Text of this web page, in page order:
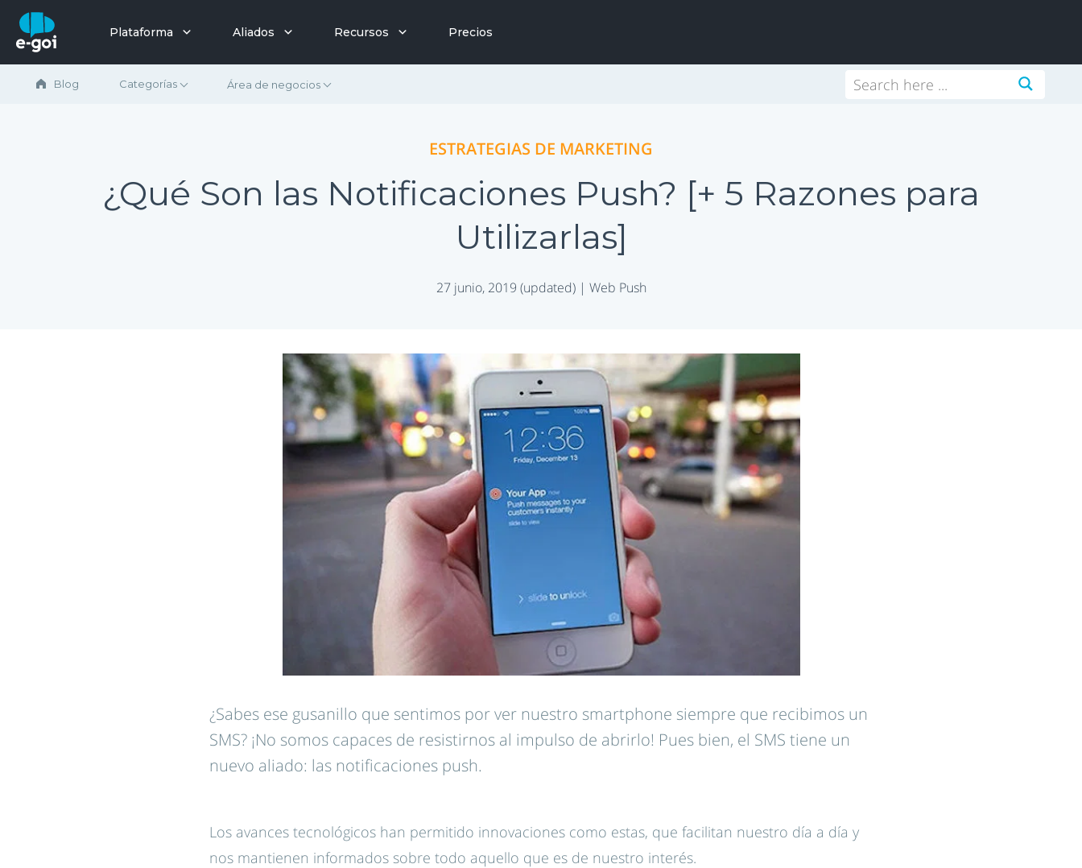
Saltar al contenido
Plataforma Aliados Recursos Precios
Blog Categorías Área de negocios
ESTRATEGIAS DE MARKETING
¿Qué Son las Notificaciones Push? [+ 5 Razones para
Utilizarlas]
27 junio, 2019 (updated) | Web Push
¿Sabes ese gusanillo que sentimos por ver nuestro smartphone siempre que recibimos un
SMS? ¡No somos capaces de resistirnos al impulso de abrirlo! Pues bien, el SMS tiene un
nuevo aliado: las notificaciones push.
Los avances tecnológicos han permitido innovaciones como estas, que facilitan nuestro día a día y
nos mantienen informados sobre todo aquello que es de nuestro interés.